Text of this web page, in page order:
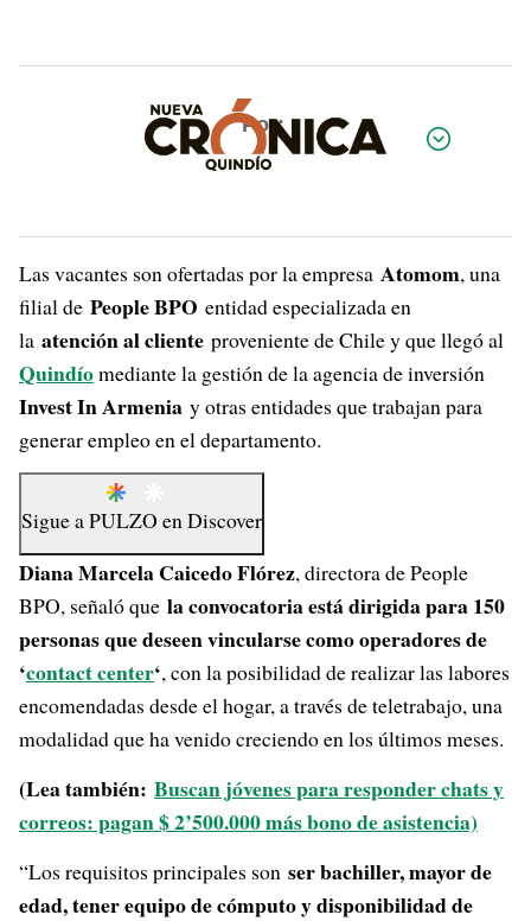
Por:
Las vacantes son ofertadas por la empresa Atomom, una
filial de People BPO entidad especializada en
la atención al cliente proveniente de Chile y que llegó al
Quindíomediante la gestión de la agencia de inversión
Invest In Armenia y otras entidades que trabajan para
generar empleo en el departamento.
Sigue aPULZO enDiscover
Diana Marcela Caicedo Flórez, directora de People
BPO, señaló que la convocatoria está dirigida para 150
personas que deseen vincularse como operadores de
‘contact center‘, con la posibilidad de realizar las labores
encomendadas desde el hogar, a través de teletrabajo, una
modalidad que ha venido creciendo en los últimos meses.
(Lea también: Buscan jóvenes para responder chats y
correos: pagan $ 2’500.000 más bono de asistencia)
“Los requisitos principales son ser bachiller, mayor de
edad, tener equipo de cómputo y disponibilidad de